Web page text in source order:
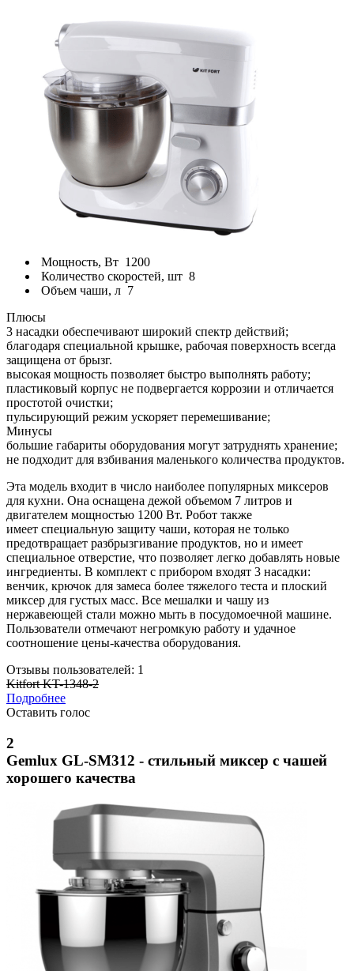
Мощность, Вт 1200
Количество скоростей, шт 8
Объем чаши, л 7
Плюсы
3 насадки обеспечивают широкий спектр действий;
благодаря специальной крышке, рабочая поверхность всегда
защищена от брызг.
высокая мощность позволяет быстро выполнять работу;
пластиковый корпус не подвергается коррозии и отличается
простотой очистки;
пульсирующий режим ускоряет перемешивание;
Минусы
большие габариты оборудования могут затруднять хранение;
не подходит для взбивания маленького количества продуктов.
Эта модель входит в число наиболее популярных миксеров
для кухни. Она оснащена дежой объемом 7 литров и
двигателем мощностью 1200 Вт. Робот также
имеет специальную защиту чаши, которая не только
предотвращает разбрызгивание продуктов, но и имеет
специальное отверстие, что позволяет легко добавлять новые
ингредиенты. В комплект с прибором входят 3 насадки:
венчик, крючок для замеса более тяжелого теста и плоский
миксер для густых масс. Все мешалки и чашу из
нержавеющей стали можно мыть в посудомоечной машине.
Пользователи отмечают негромкую работу и удачное
соотношение цены-качества оборудования.
Отзывы пользователей: 1
Kitfort KT-1348-2
Подробнее
Оставить голос
2
Gemlux GL-SM312 - стильный миксер с чашей
хорошего качества